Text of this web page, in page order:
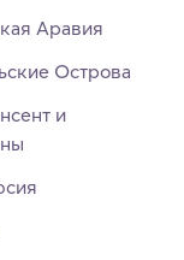
Аравия
Острова
и